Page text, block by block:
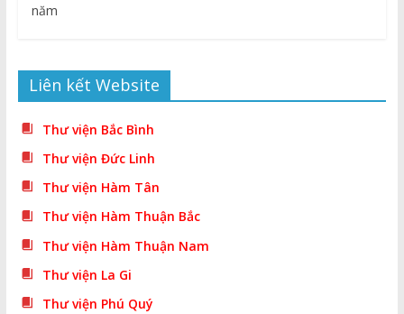
năm
Liên kết Website
Thư viện Bắc Bình
Thư viện Đức Linh
Thư viện Hàm Tân
Thư viện Hàm Thuận Bắc
Thư viện Hàm Thuận Nam
Thư viện La Gi
Thư viện Phú Quý